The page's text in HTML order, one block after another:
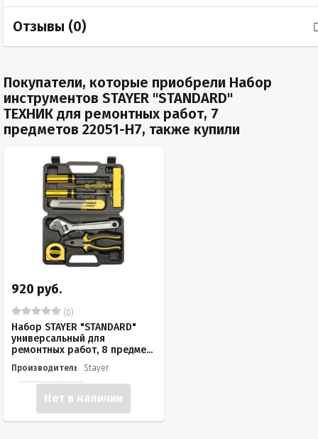
Отзывы (0)
Покупатели, которые приобрели Набор
инструментов STAYER "STANDARD"
ТЕХНИК для ремонтных работ, 7
предметов 22051-H7, также купили
920 руб.
(0)
Набор STAYER "STANDARD"
универсальный для
ремонтных работ, 8 предме...
Производитель Stayer
Нет в наличии